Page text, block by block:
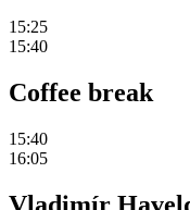
15:25
15:40
Coffee break
15:40
16:05
Vladimír